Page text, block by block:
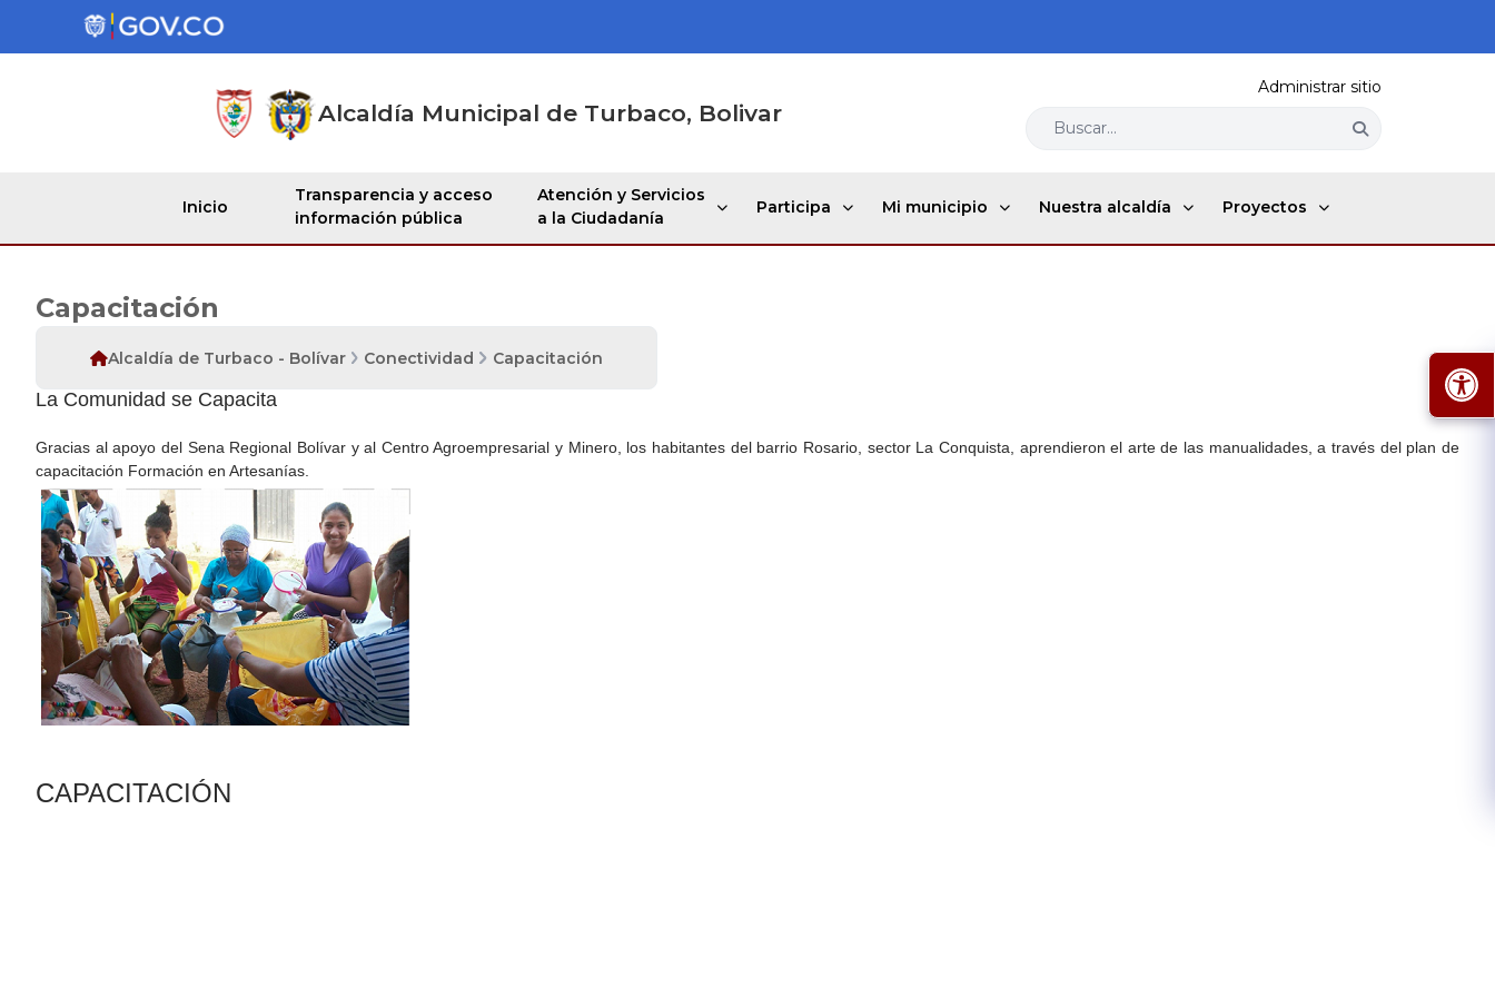
Alcaldía Municipal de Turbaco, Bolivar
Administrar sitio
Buscar...
Inicio
Transparencia y acceso
información pública
Atención y Servicios
a la Ciudadanía
Participa Mi municipio Nuestra alcaldía Proyectos
Capacitación
Alcaldía de Turbaco - Bolívar Conectividad Capacitación
​​La Comunidad se Capacita
Gracias al apoyo del Sena Regional Bolívar y al Centro Agroempresarial y Minero, los habitantes del barrio Rosario, sector La Conquista, aprendieron el arte de las manualidades, a través del plan de
capacitación Formación en Artesanías.
​​CAPACITACIÓN